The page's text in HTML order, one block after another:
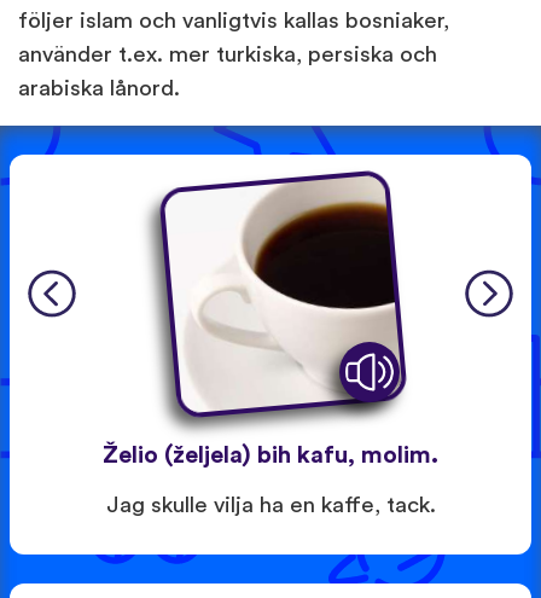
följer islam och vanligtvis kallas bosniaker,
använder t.ex. mer turkiska, persiska och
arabiska lånord.
Želio (željela) bih kafu, molim.
Jag skulle vilja ha en kaffe, tack.